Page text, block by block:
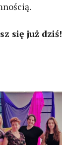
się już dziś!